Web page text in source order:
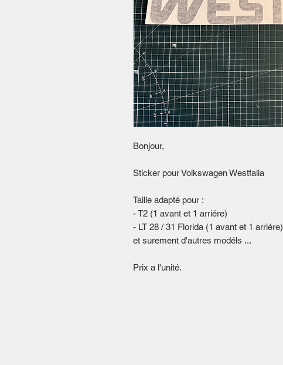
Bonjour,
Sticker pour Volkswagen Westfalia
Taille adapté pour :
- T2 (1 avant et 1 arriére)
- LT 28 / 31 Florida (1 avant et 1 arriére)
et surement d'autres modéls ...
Prix a l'unité.